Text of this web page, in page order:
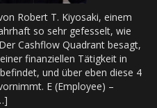
Robert T. Kiyosaki, einem
so sehr gefesselt, wie
Cashflow Quadrant besagt,
finanziellen Tätigkeit in
und über eben diese 4
E (Employee) –